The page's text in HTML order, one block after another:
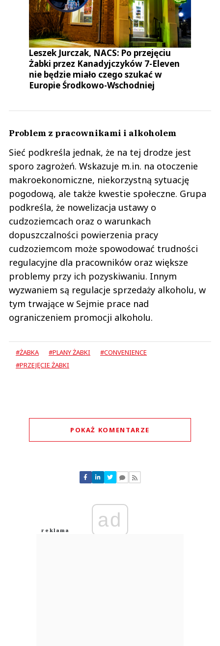
Leszek Jurczak, NACS: Po przejęciu
Żabki przez Kanadyjczyków 7-Eleven
nie będzie miało czego szukać w
Europie Środkowo-Wschodniej
Problem z pracownikami i alkoholem
Sieć podkreśla jednak, że na tej drodze jest
sporo zagrożeń. Wskazuje m.in. na otoczenie
makroekonomiczne, niekorzystną sytuację
pogodową, ale także kwestie społeczne. Grupa
podkreśla, że nowelizacja ustawy o
cudzoziemcach oraz o warunkach
dopuszczalności powierzenia pracy
cudzoziemcom może spowodować trudności
regulacyjne dla pracowników oraz większe
problemy przy ich pozyskiwaniu. Innym
wyzwaniem są regulacje sprzedaży alkoholu, w
tym trwające w Sejmie prace nad
ograniczeniem promocji alkoholu.
#ŻABKA #PLANY ŻABKI
#CONVENIENCE
#PRZEJĘCIE ŻABKI
POKAŻ KOMENTARZE
Nie znaleziono komentarzy
Zostaw swoje komentarze
Anuluj
ad